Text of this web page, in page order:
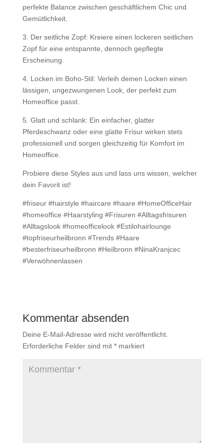
perfekte Balance zwischen geschäftlichem Chic und
Gemütlichkeit.
3️. Der seitliche Zopf: Kreiere einen lockeren seitlichen
Zopf für eine entspannte, dennoch gepflegte
Erscheinung.
4️. Locken im Boho-Stil: Verleih deinen Locken einen
lässigen, ungezwungenen Look, der perfekt zum
Homeoffice passt.
5️. Glatt und schlank: Ein einfacher, glatter
Pferdeschwanz oder eine glatte Frisur wirken stets
professionell und sorgen gleichzeitig für Komfort im
Homeoffice.
Probiere diese Styles aus und lass uns wissen, welcher
dein Favorit ist!
#friseur #hairstyle #haircare #haare #HomeOfficeHair
#homeoffice #Haarstyling #Frisuren #Alltagsfrisuren
#Alltagslook #homeofficelook #Estilohairlounge
#topfriseurheilbronn #Trends #Haare
#besterfriseurheilbronn #Heilbronn #NinaKranjcec
#Verwöhnenlassen
Kommentar absenden
Deine E-Mail-Adresse wird nicht veröffentlicht.
Erforderliche Felder sind mit *markiert